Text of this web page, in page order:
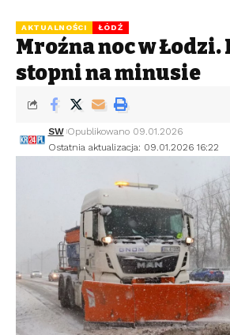
AKTUALNOŚCI ŁÓDŹ
Mroźna noc w Łodzi.
stopni na minusie
Ostatnia aktualizacja: 09.01.2026 16:22
SW Opublikowano 09.01.2026